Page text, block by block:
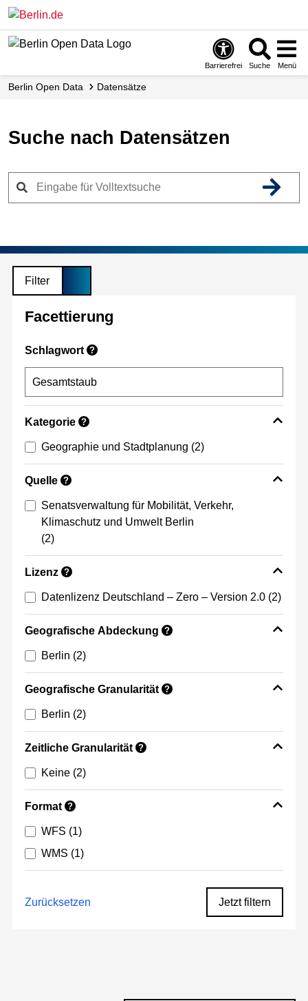
Skip
main
Barrierefrei Suche Menü
Berlin Open Data Datensätze
Suche nach Datensätzen
Filter
Facettierung
Schlagwort ?
Kategorie ?
Geographie und Stadtplanung (2)
Quelle ?
Senatsverwaltung für Mobilität, Verkehr,
Klimaschutz und Umwelt Berlin
(2)
Lizenz ?
Datenlizenz Deutschland – Zero – Version 2.0 (2)
Geografische Abdeckung ?
Berlin (2)
Geografische Granularität ?
Berlin (2)
Zeitliche Granularität ?
Keine (2)
Format ?
WFS (1)
WMS (1)
Zurücksetzen Jetzt filtern